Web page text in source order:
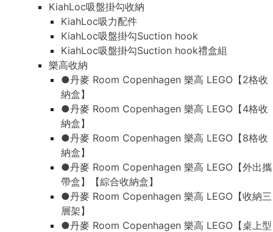
KiahLoc吸盤掛勾收納
KiahLoc吸力配件
KiahLoc吸盤掛勾Suction hook
KiahLoc吸盤掛勾Suction hook禮盒組
樂高收納
●丹麥 Room Copenhagen 樂高 LEGO【2格收
納盒】
●丹麥 Room Copenhagen 樂高 LEGO【4格收
納盒】
●丹麥 Room Copenhagen 樂高 LEGO【8格收
納盒】
●丹麥 Room Copenhagen 樂高 LEGO【外出攜
帶盒】【綜合收納盒】
●丹麥 Room Copenhagen 樂高 LEGO【收納三
層架】
●丹麥 Room Copenhagen 樂高 LEGO【桌上型